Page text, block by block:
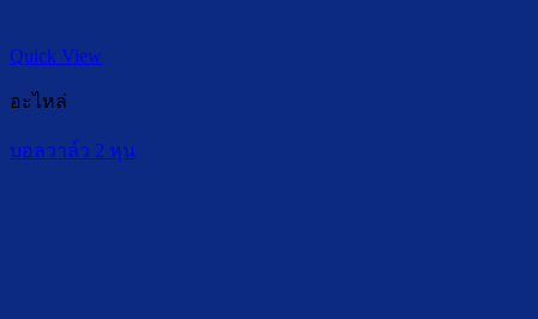
Quick View
อะไหล่
บอลวาล์ว 2 หุน